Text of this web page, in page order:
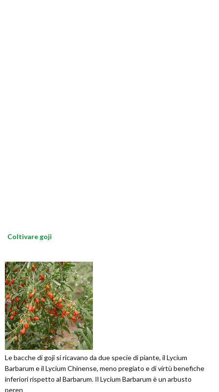
Coltivare goji
Le bacche di goji si ricavano da due specie di piante, il Lycium
Barbarum e il Lycium Chinense, meno pregiato e di virtù benefiche
inferiori rispetto al Barbarum. Il Lycium Barbarum è un arbusto
peren